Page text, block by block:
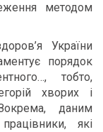
методом
України
порядок
тобто,
хворих і
даним
які